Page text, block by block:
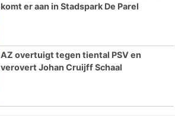
komt er aan in Stadspark De Parel
AZ overtuigt tegen tiental PSV en
verovert Johan Cruijff Schaal